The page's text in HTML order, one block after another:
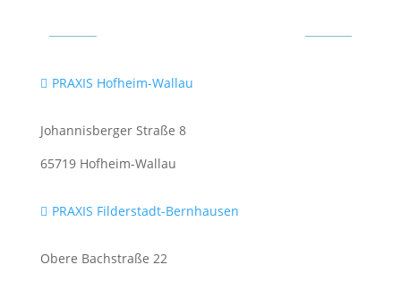
 PRAXIS Hofheim-Wallau
Johannisberger Straße 8
65719 Hofheim-Wallau
 PRAXIS Filderstadt-Bernhausen
Obere Bachstraße 22